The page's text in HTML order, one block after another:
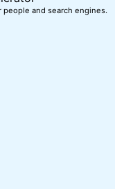
and search engines.